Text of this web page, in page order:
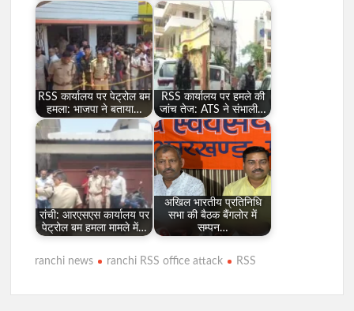
RSS कार्यालय पर पेट्रोल बम
हमला: भाजपा ने बताया…
RSS कार्यालय पर हमले की
जांच तेज: ATS ने संभाली…
रांची: आरएसएस कार्यालय पर
पेट्रोल बम हमला मामले में…
अखिल भारतीय प्रतिनिधि
सभा की बैठक बैंगलोर में
सम्पन…
ranchi news ranchi RSS office attack RSS